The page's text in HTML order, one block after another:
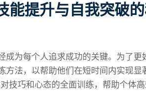
能提升与自我突破
成为每个人追求成功的关键。为了更
法，以帮助他们在短时间内实现显
技巧和心态的全面训练，帮助个体